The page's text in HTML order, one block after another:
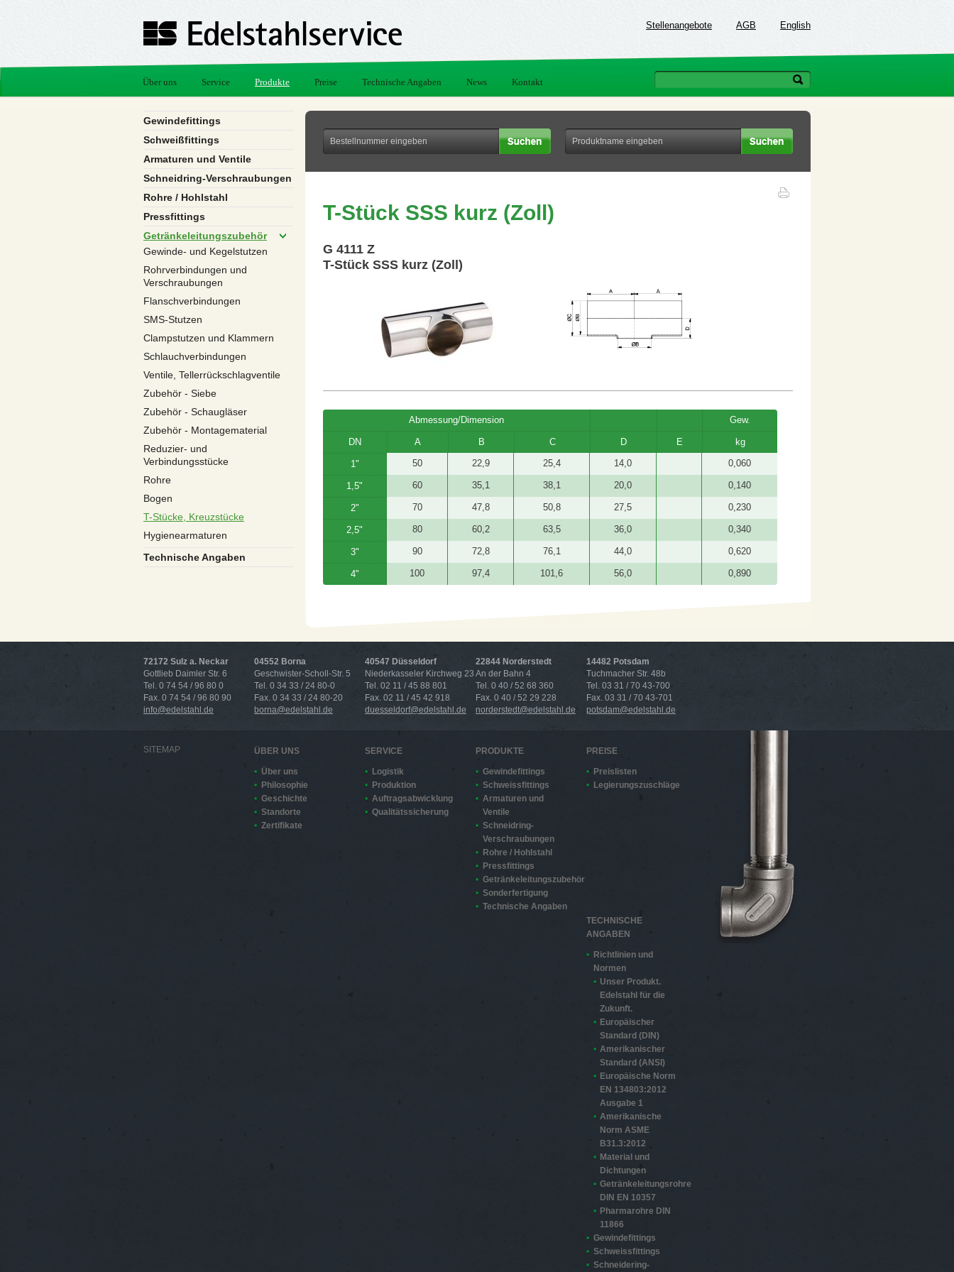
Über uns Service Produkte Preise Technische Angaben News Kontakt
Stellenangebote AGB English
Gewindefittings
Schweißfittings
Armaturen und Ventile
Schneidring-Verschraubungen
Rohre / Hohlstahl
Pressfittings
Getränkeleitungszubehör
Gewinde- und Kegelstutzen
Rohrverbindungen und
Verschraubungen
Flanschverbindungen
SMS-Stutzen
Clampstutzen und Klammern
Schlauchverbindungen
Ventile, Tellerrückschlagventile
Zubehör - Siebe
Zubehör - Schaugläser
Zubehör - Montagematerial
Reduzier- und
Verbindungsstücke
Rohre
Bogen
T-Stücke, Kreuzstücke
Hygienearmaturen
Technische Angaben
T-Stück SSS kurz (Zoll)
G 4111 Z
T-Stück SSS kurz (Zoll)
Abmessung/Dimension Gew.
DN A B C D E kg
1" 50 22,9 25,4 14,0 0,060
1,5" 60 35,1 38,1 20,0 0,140
2" 70 47,8 50,8 27,5 0,230
2,5" 80 60,2 63,5 36,0 0,340
3" 90 72,8 76,1 44,0 0,620
4" 100 97,4 101,6 56,0 0,890
72172 Sulz a. Neckar
Gottlieb Daimler Str. 6
Tel. 0 74 54 / 96 80 0
Fax. 0 74 54 / 96 80 90
info@edelstahl.de
04552 Borna
Geschwister-Scholl-Str. 5
Tel. 0 34 33 / 24 80-0
Fax. 0 34 33 / 24 80-20
borna@edelstahl.de
40547 Düsseldorf
Niederkasseler Kirchweg 23
Tel. 02 11 / 45 88 801
Fax. 02 11 / 45 42 918
duesseldorf@edelstahl.de
22844 Norderstedt
An der Bahn 4
Tel. 0 40 / 52 68 360
Fax. 0 40 / 52 29 228
norderstedt@edelstahl.de
14482 Potsdam
Tuchmacher Str. 48b
Tel. 03 31 / 70 43-700
Fax. 03 31 / 70 43-701
potsdam@edelstahl.de
SITEMAP ÜBER UNS
Über uns
Philosophie
Geschichte
Standorte
Zertifikate
SERVICE
Logistik
Produktion
Auftragsabwicklung
Qualitätssicherung
PRODUKTE
Gewindefittings
Schweissfittings
Armaturen und
Ventile
Schneidring-
Verschraubungen
Rohre / Hohlstahl
Pressfittings
Getränkeleitungszubehör
Sonderfertigung
Technische Angaben
PREISE
Preislisten
Legierungszuschläge
TECHNISCHE
ANGABEN
Richtlinien und
Normen
Unser Produkt.
Edelstahl für die
Zukunft.
Europäischer
Standard (DIN)
Amerikanischer
Standard (ANSI)
Europäische Norm
EN 13480­3:2012
Ausgabe 1
Amerikanische
Norm ASME
B31.3:2012
Material und
Dichtungen
Getränkeleitungsrohre
DIN EN 10357
Pharmarohre DIN
11866
Gewindefittings
Schweissfittings
Schneidering-